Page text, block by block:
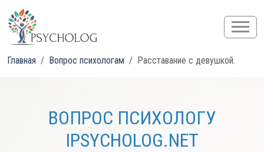
Главная Вопрос психологам Расставание с девушкой.
ВОПРОС ПСИХОЛОГУ
IPSYCHOLOG.NET